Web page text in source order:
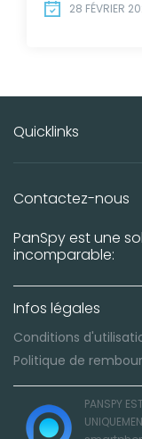
28 FÉVRIER
Quicklinks
Contactez-nous
PanSpy est une
incomparable:
Infos légales
Conditions
Politique de
PANSPY